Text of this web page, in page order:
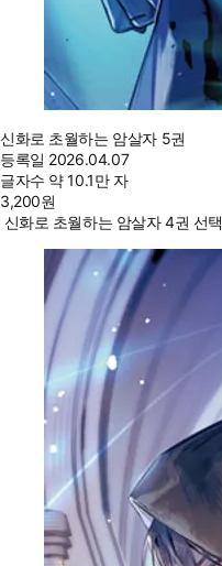
신화로 초월하는 암살자 5권
등록일 2026.04.07
글자수 약 10.1만 자
3,200원
신화로 초월하는 암살자 4권 선택